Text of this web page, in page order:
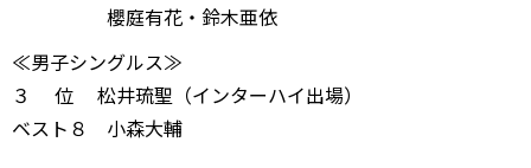
櫻庭有花・鈴木亜依
≪男子シングルス≫
３ 位 松井琉聖（インターハイ出場）
ベスト８ 小森大輔